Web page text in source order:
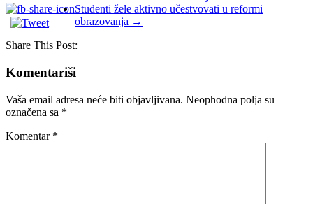
Studenti žele aktivno učestvovati u reformi
obrazovanja →
Share This Post:
Komentariši
Vaša email adresa neće biti objavljivana. Neophodna polja su
označena sa *
Komentar *